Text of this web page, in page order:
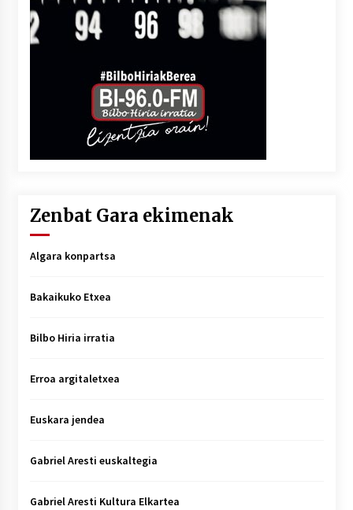
Zenbat Gara ekimenak
Algara konpartsa
Bakaikuko Etxea
Bilbo Hiria irratia
Erroa argitaletxea
Euskara jendea
Gabriel Aresti euskaltegia
Gabriel Aresti Kultura Elkartea